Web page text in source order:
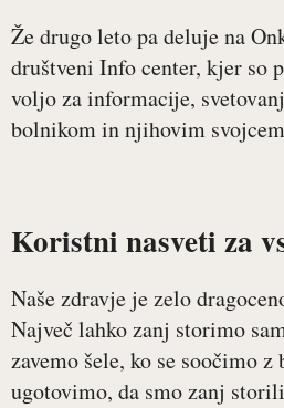
Že drugo leto pa deluje na
društveni Info center, kjer so
voljo za informacije,
bolnikom in njihovim
Koristni nasveti za
Naše zdravje je zelo
Največ lahko zanj storimo
zavemo šele, ko se soočimo
ugotovimo, da smo zanj